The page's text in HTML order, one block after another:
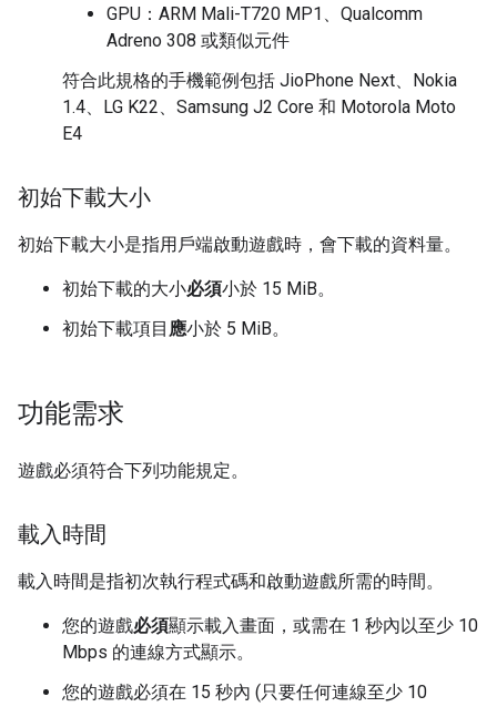
GPU：ARM Mali-T720 MP1、Qualcomm
Adreno 308 或類似元件
符合此規格的手機範例包括 JioPhone Next、Nokia
1.4、LG K22、Samsung J2 Core 和 Motorola Moto
E4
初始下載大小
初始下載大小是指用戶端啟動遊戲時，會下載的資料量。
初始下載的大小必須小於 15 MiB。
初始下載項目 應小於 5 MiB。
功能需求
遊戲必須符合下列功能規定。
載入時間
載入時間是指初次執行程式碼和啟動遊戲所需的時間。
您的遊戲必須顯示載入畫面，或需在 1 秒內以至少 10
Mbps 的連線方式顯示。
您的遊戲必須在 15 秒內 (只要任何連線至少 10